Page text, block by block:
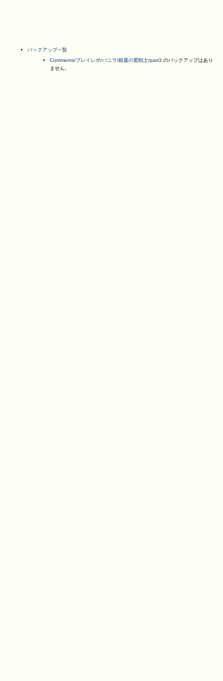
バックアップ一覧
Comments/プレイレポ/バニラ/銀翼の鷲戦士/part3 のバックアップはあり
ません。